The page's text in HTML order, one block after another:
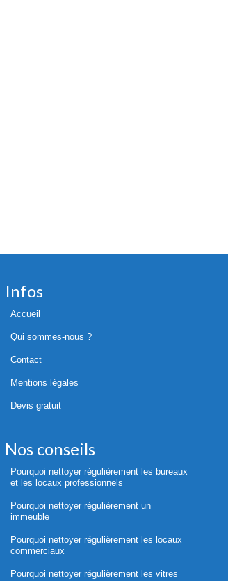
Infos
Accueil
Qui sommes-nous ?
Contact
Mentions légales
Devis gratuit
Nos conseils
Pourquoi nettoyer régulièrement les bureaux
et les locaux professionnels
Pourquoi nettoyer régulièrement un
immeuble
Pourquoi nettoyer régulièrement les locaux
commerciaux
Pourquoi nettoyer régulièrement les vitres